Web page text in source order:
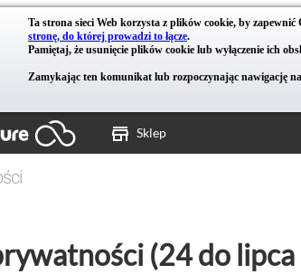
Ta strona sieci Web korzysta z plików cookie, by
stronę, do której prowadzi to łącze.
Pamiętaj, że usunięcie plików cookie lub wyłączenie ich
Zamykając ten komunikat lub rozpoczynając nawigację
Sklep
(24 do